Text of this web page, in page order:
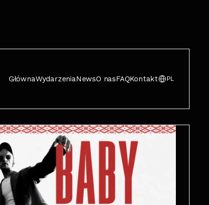
GłównaWydarzeniaNewsO nasFAQKontakt PL